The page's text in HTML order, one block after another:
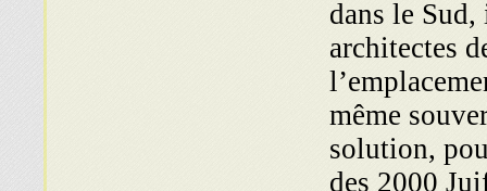
dans le Sud,
architectes
même
solution,
des 2000